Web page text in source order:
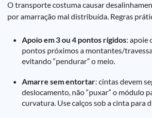
O transporte costuma causar
por amarração mal distribuída. Regras
Apoio em 3 ou 4 pontos rígidos: apoie
pontos próximos a montantes/
evitando “pendurar” o meio.
Amarre sem entortar: cintas devem
deslocamento, não “puxar” o módulo
curvatura. Use calços sob a cinta para